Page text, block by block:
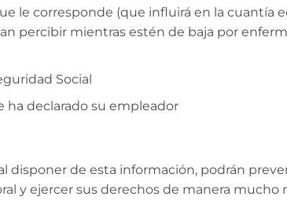
le corresponde (que influirá en la cuantía
percibir mientras estén de baja por
Social
ha declarado su empleador
disponer de esta información, podrán
y ejercer sus derechos de manera mucho